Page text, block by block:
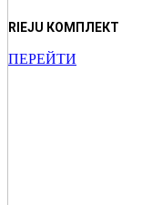
RIEJU КОМПЛЕКТ
ПЕРЕЙТИ